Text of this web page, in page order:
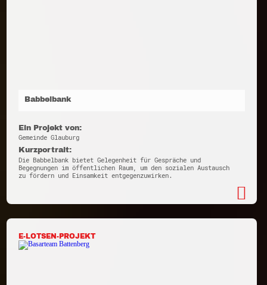
Babbelbank
Ein Projekt von:
Gemeinde Glauburg
Kurzportrait:
Die Babbelbank bietet Gelegenheit für Gespräche und
Begegnungen im öffentlichen Raum, um den sozialen Austausch
zu fördern und Einsamkeit entgegenzuwirken.
E-LOTSEN-PROJEKT